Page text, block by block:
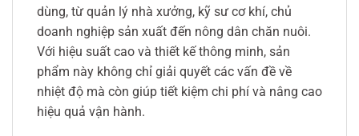
dùng, từ quản lý nhà xưởng, kỹ sư cơ khí, chủ
doanh nghiệp sản xuất đến nông dân chăn nuôi.
Với hiệu suất cao và thiết kế thông minh, sản
phẩm này không chỉ giải quyết các vấn đề về
nhiệt độ mà còn giúp tiết kiệm chi phí và nâng cao
hiệu quả vận hành.